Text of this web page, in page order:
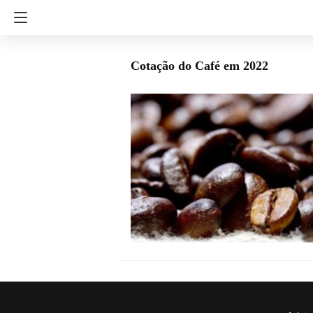
Cotação do Café em 2022